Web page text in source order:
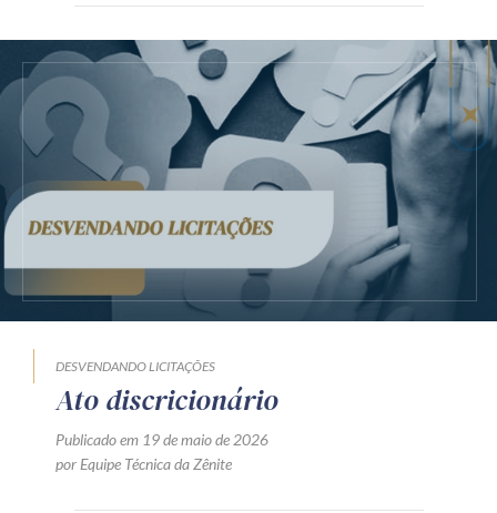
DESVENDANDO LICITAÇÕES
Ato discricionário
Publicado em 19 de maio de 2026
por Equipe Técnica da Zênite